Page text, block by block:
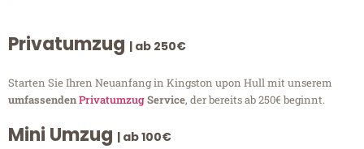
Privatumzug | ab 250€
Starten Sie Ihren Neuanfang in Kingston upon Hull mit unserem
umfassendenPrivatumzugService, der bereits ab 250€ beginnt.
Mini Umzug | ab 100€